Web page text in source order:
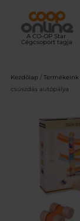
tartalomhoz
Kezdőlap / Termékeink
csúszdás autópálya